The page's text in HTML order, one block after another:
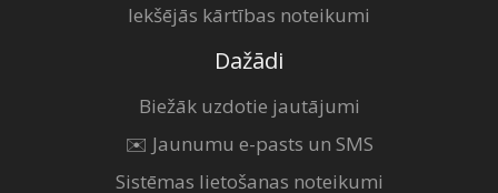
Iekšējās kārtības noteikumi
Dažādi
Biežāk uzdotie jautājumi
✉️ Jaunumu e-pasts un SMS
Sistēmas lietošanas noteikumi